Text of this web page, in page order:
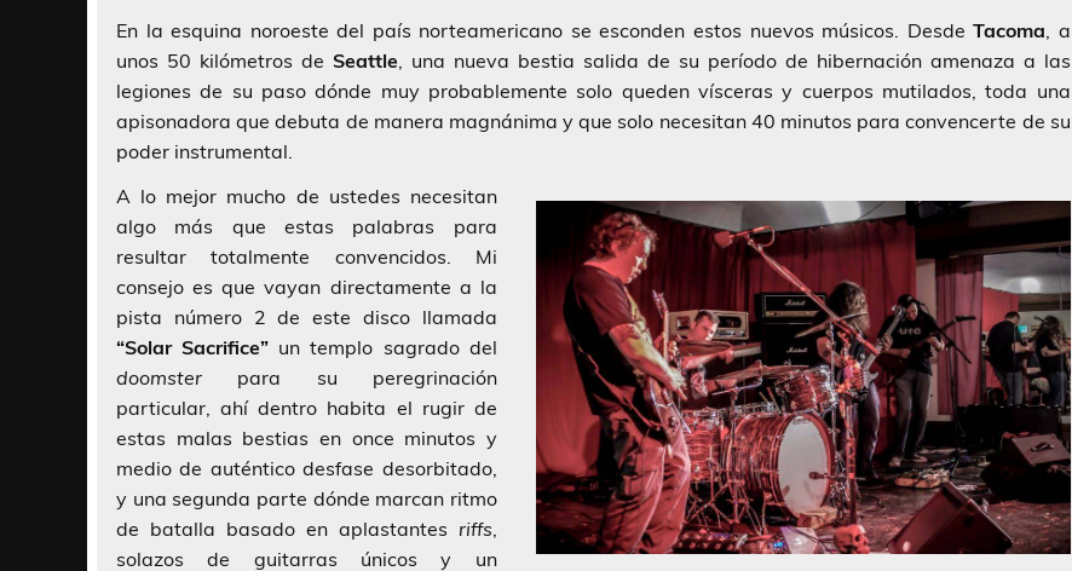
En la esquina noroeste del país norteamericano se esconden estos nuevos músicos. DesdeTacoma, a
unos 50 kilómetros de Seattle, una nueva bestia salida de su período de hibernación amenaza a las
legiones de su paso dónde muy probablemente solo queden vísceras y cuerpos mutilados, toda una
apisonadora que debuta de manera magnánima y que solo necesitan 40 minutos para convencerte de su
poder instrumental.
A lo mejor mucho de ustedes necesitan
algo más que estas palabras para
resultar totalmente convencidos. Mi
consejo es que vayan directamente a la
pista número 2 de este disco llamada
“Solar Sacrifice” un templo sagrado del
doomster para su peregrinación
particular, ahí dentro habita el rugir de
estas malas bestias en once minutos y
medio de auténtico desfase desorbitado,
y una segunda parte dónde marcan ritmo
de batalla basado en aplastantes riffs,
solazos de guitarras únicos y un